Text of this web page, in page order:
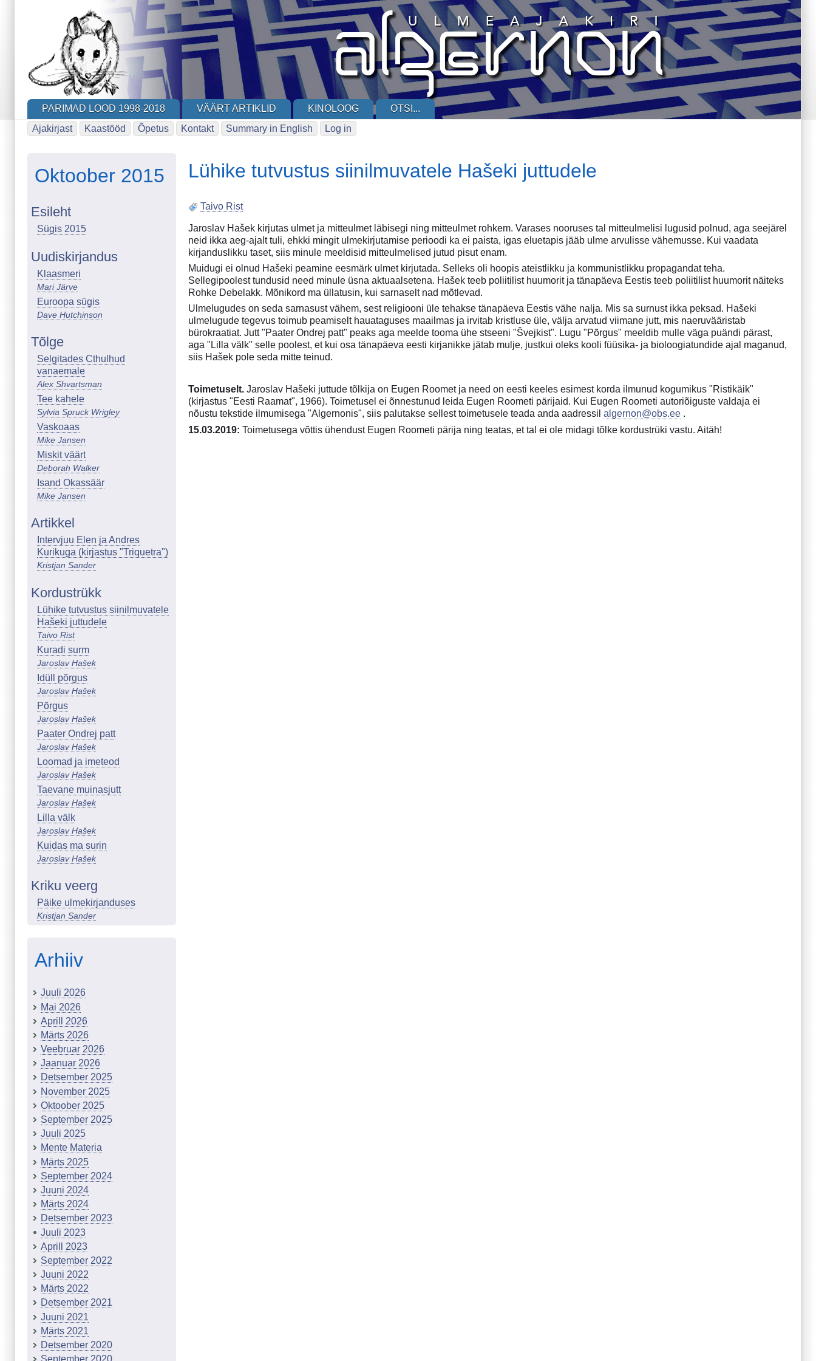
PARIMAD LOOD 1998-2018 VÄÄRT ARTIKLID KINOLOOG
OTSI...
Ajakirjast
Kaastööd Õpetus Kontakt Summary in English Log in
Oktoober 2015
Esileht
Sügis 2015
Uudiskirjandus
Klaasmeri
Mari Järve
Euroopa sügis
Dave Hutchinson
Tõlge
Selgitades Cthulhud
vanaemale
Alex Shvartsman
Tee kahele
Sylvia Spruck Wrigley
Vaskoaas
Mike Jansen
Miskit väärt
Deborah Walker
Isand Okassäär
Mike Jansen
Artikkel
Intervjuu Elen ja Andres
Kurikuga (kirjastus "Triquetra")
Kristjan Sander
Kordustrükk
Lühike tutvustus siinilmuvatele
Hašeki juttudele
Taivo Rist
Kuradi surm
Jaroslav Hašek
Idüll põrgus
Jaroslav Hašek
Põrgus
Jaroslav Hašek
Paater Ondrej patt
Jaroslav Hašek
Loomad ja imeteod
Jaroslav Hašek
Taevane muinasjutt
Jaroslav Hašek
Lilla välk
Jaroslav Hašek
Kuidas ma surin
Jaroslav Hašek
Kriku veerg
Päike ulmekirjanduses
Kristjan Sander
Arhiiv
Juuli 2026
Mai 2026
Aprill 2026
Märts 2026
Veebruar 2026
Jaanuar 2026
Detsember 2025
November 2025
Oktoober 2025
September 2025
Juuli 2025
Mente Materia
Märts 2025
September 2024
Juuni 2024
Märts 2024
Detsember 2023
Juuli 2023
Aprill 2023
September 2022
Juuni 2022
Märts 2022
Detsember 2021
Juuni 2021
Märts 2021
Detsember 2020
Lühike tutvustus siinilmuvatele Hašeki juttudele
Taivo Rist
Jaroslav Hašek kirjutas ulmet ja mitteulmet läbisegi ning mitteulmet rohkem. Varases nooruses tal mitteulmelisi lugusid polnud, aga seejärel
neid ikka aeg-ajalt tuli, ehkki mingit ulmekirjutamise perioodi ka ei paista, igas eluetapis jääb ulme arvulisse vähemusse. Kui vaadata
kirjanduslikku taset, siis minule meeldisid mitteulmelised jutud pisut enam.
Muidugi ei olnud Hašeki peamine eesmärk ulmet kirjutada. Selleks oli hoopis ateistlikku ja kommunistlikku propagandat teha.
Sellegipoolest tundusid need minule üsna aktuaalsetena. Hašek teeb poliitilist huumorit ja tänapäeva Eestis teeb poliitilist huumorit näiteks
Rohke Debelakk. Mõnikord ma üllatusin, kui sarnaselt nad mõtlevad.
Ulmelugudes on seda sarnasust vähem, sest religiooni üle tehakse tänapäeva Eestis vähe nalja. Mis sa surnust ikka peksad. Hašeki
ulmelugude tegevus toimub peamiselt hauataguses maailmas ja irvitab kristluse üle, välja arvatud viimane jutt, mis naeruvääristab
bürokraatiat. Jutt "Paater Ondrej patt" peaks aga meelde tooma ühe stseeni "Švejkist". Lugu "Põrgus" meeldib mulle väga puändi pärast,
aga "Lilla välk" selle poolest, et kui osa tänapäeva eesti kirjanikke jätab mulje, justkui oleks kooli füüsika- ja bioloogiatundide ajal maganud,
siis Hašek pole seda mitte teinud.
Toimetuselt.Jaroslav Hašeki juttude tõlkija on Eugen Roomet ja need on eesti keeles esimest korda ilmunud kogumikus "Ristikäik"
(kirjastus "Eesti Raamat", 1966). Toimetusel ei õnnestunud leida Eugen Roometi pärijaid. Kui Eugen Roometi autoriõiguste valdaja ei
nõustu tekstide ilmumisega "Algernonis", siis palutakse sellest toimetusele teada anda aadressilalgernon@obs.ee .
15.03.2019:Toimetusega võttis ühendust Eugen Roometi pärija ning teatas, et tal ei ole midagi tõlke kordustrüki vastu. Aitäh!